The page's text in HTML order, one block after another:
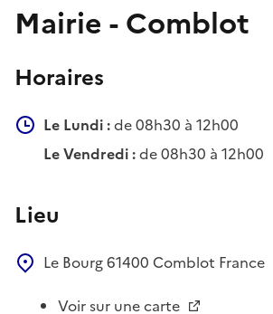
Mairie - Comblot
Horaires
Le Lundi :de 08h30 à 12h00
Le Vendredi :de 08h30 à 12h00
Lieu
Le Bourg61400 Comblot France
Voir sur une carte